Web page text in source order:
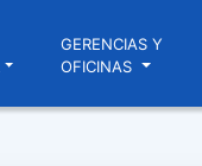
GERENCIAS Y
OFICINAS